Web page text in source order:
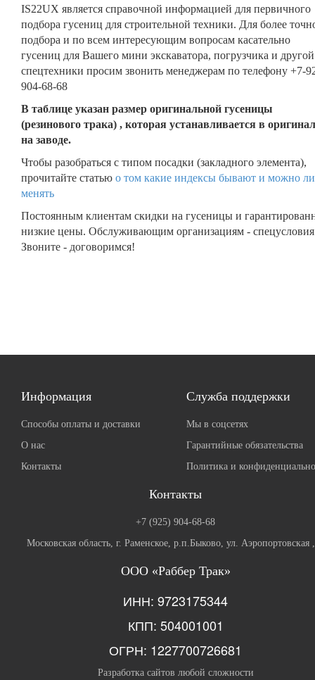
IS22UX является справочной информацией для первичного
подбора гусениц для строительной техники. Для более
подбора и по всем интересующим вопросам касательно
гусениц для Вашего мини экскаватора, погрузчика и другой
спецтехники просим звонить менеджерам по телефону +7-
904-68-68
В таблице указан размер оригинальной гусеницы
(резинового трака) , которая устанавливается в
на заводе.
Чтобы разобраться с типом посадки (закладного элемента),
прочитайте статью о том какие индексы бывают и можно
менять
Постоянным клиентам скидки на гусеницы и
низкие цены. Обслуживающим организациям -
Звоните - договоримся!
Информация
Способы оплаты и доставки
О нас
Контакты
Служба поддержки
Мы в соцсетях
Гарантийные обязательства
Политика и
Контакты
+7 (925) 904-68-68
Московская область, г. Раменское, р.п.Быково, ул. Аэропортовская
ООО «Раббер Трак»
ИНН: 9723175344
КПП: 504001001
ОГРН: 1227700726681
Разработка сайтов любой сложности